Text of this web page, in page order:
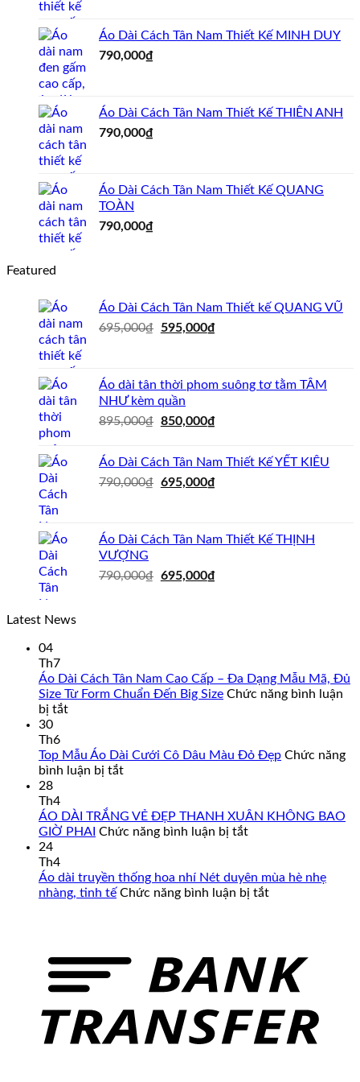
695,000₫.
là:
595,000₫.
Áo Dài Cách Tân Nam Thiết Kế MINH DUY
790,000₫
Áo Dài Cách Tân Nam Thiết Kế THIÊN ANH
790,000₫
Áo Dài Cách Tân Nam Thiết Kế QUANG
TOÀN
790,000₫
Featured
Áo Dài Cách Tân Nam Thiết kế QUANG VŨ
695,000₫
Giá
695,000₫.
595,000₫Giá
595,000₫.
Áo dài tân thời phom suông tơ tằm TÂM
NHƯ kèm quần
895,000₫ Giá
895,000₫.
850,000₫Giá
là:
850,000₫.
Áo Dài Cách Tân Nam Thiết Kế YẾT KIÊU
790,000₫ Giá
790,000₫.
695,000₫Giá
là:
695,000₫.
Áo Dài Cách Tân Nam Thiết Kế THỊNH
VƯỢNG
790,000₫ Giá
695,000₫Giá
Latest News
04
Th7
Áo Dài Cách Tân Nam Cao Cấp – Đa Dạng Mẫu Mã, Đủ
Size Từ Form Chuẩn Đến Big Size Chức năng bình luận
bị tắtở
Cách
Tân
Cấp
–
Mẫu
Mã,
Chuẩn
Đến
Size
30
Th6
Top Mẫu Áo Dài Cưới Cô Dâu Màu Đỏ Đẹp Chức năng
bình luận bị tắtở
Áo
Dài
Dâu
Màu
28
Th4
ÁO DÀI TRẮNG VẺ ĐẸP THANH XUÂN KHÔNG BAO
GIỜ PHAI Chức năng bình luận bị tắtở
TRẮNG
VẺ
BAO
GIỜ
24
Th4
Áo dài truyền thống hoa nhí Nét duyên mùa hè nhẹ
nhàng, tinh tế Chức năng bình luận bị tắtở
hoa
nhí
duyên
mùa
hè